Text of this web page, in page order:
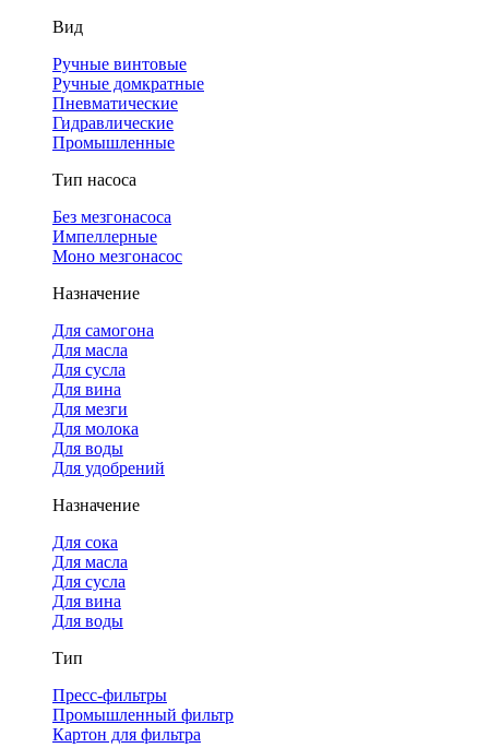
Вид
Ручные винтовые
Ручные домкратные
Пневматические
Гидравлические
Промышленные
Тип насоса
Без мезгонасоса
Импеллерные
Моно мезгонасос
Назначение
Для самогона
Для масла
Для сусла
Для вина
Для мезги
Для молока
Для воды
Для удобрений
Назначение
Для сока
Для масла
Для сусла
Для вина
Для воды
Тип
Пресс-фильтры
Промышленный фильтр
Картон для фильтра